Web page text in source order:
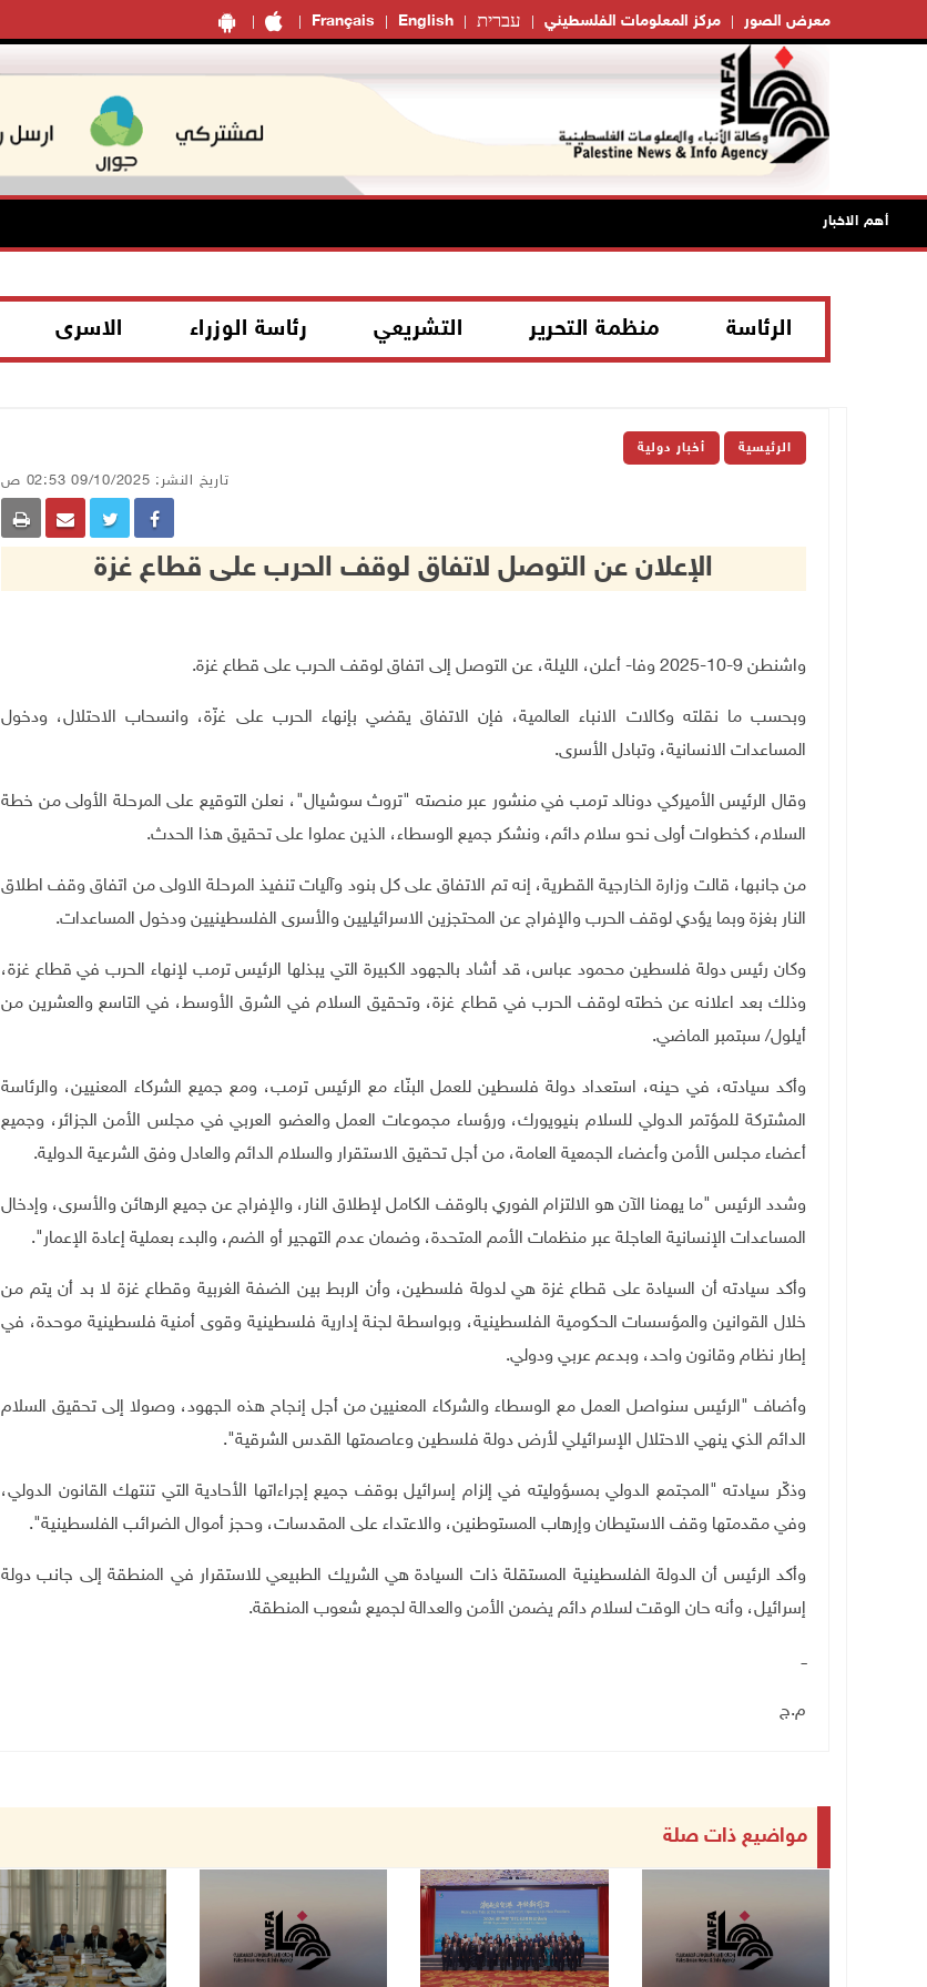
Français English עברית مركز المعلومات الفلسطيني معرض الصور
أهم الاخبار
الرئاسة منظمة التحرير التشريعي رئاسة الوزراء الاسرى
الرئيسية أخبار دولية
تاريخ النشر: 09/10/2025 02:53 ص
الإعلان عن التوصل لاتفاق لوقف الحرب على قطاع غزة
واشنطن 9-10-2025 وفا- أعلن، الليلة، عن التوصل إلى اتفاق لوقف الحرب على قطاع غزة.
وبحسب ما نقلته وكالات الانباء العالمية، فإن الاتفاق يقضي بإنهاء الحرب على غزّة، وانسحاب الاحتلال، ودخول
المساعدات الانسانية، وتبادل الأسرى.
وقال الرئيس الأميركي دونالد ترمب في منشور عبر منصته "تروث سوشيال"، نعلن التوقيع على المرحلة الأولى من خطة
السلام، كخطوات أولى نحو سلام دائم، ونشكر جميع الوسطاء، الذين عملوا على تحقيق هذا الحدث.
من جانبها، قالت وزارة الخارجية القطرية، إنه تم الاتفاق على كل بنود وآليات تنفيذ المرحلة الاولى من اتفاق وقف اطلاق
النار بغزة وبما يؤدي لوقف الحرب والإفراج عن المحتجزين الاسرائيليين والأسرى الفلسطينيين ودخول المساعدات.
وكان رئيس دولة فلسطين محمود عباس، قد أشاد بالجهود الكبيرة التي يبذلها الرئيس ترمب لإنهاء الحرب في قطاع غزة،
وذلك بعد اعلانه عن خطته لوقف الحرب في قطاع غزة، وتحقيق السلام في الشرق الأوسط، في التاسع والعشرين من
أيلول/ سبتمبر الماضي.
وأكد سيادته، في حينه، استعداد دولة فلسطين للعمل البنّاء مع الرئيس ترمب، ومع جميع الشركاء المعنيين، والرئاسة
المشتركة للمؤتمر الدولي للسلام بنيويورك، ورؤساء مجموعات العمل والعضو العربي في مجلس الأمن الجزائر، وجميع
أعضاء مجلس الأمن وأعضاء الجمعية العامة، من أجل تحقيق الاستقرار والسلام الدائم والعادل وفق الشرعية الدولية.
وشدد الرئيس "ما يهمنا الآن هو الالتزام الفوري بالوقف الكامل لإطلاق النار، والإفراج عن جميع الرهائن والأسرى، وإدخال
المساعدات الإنسانية العاجلة عبر منظمات الأمم المتحدة، وضمان عدم التهجير أو الضم، والبدء بعملية إعادة الإعمار".
وأكد سيادته أن السيادة على قطاع غزة هي لدولة فلسطين، وأن الربط بين الضفة الغربية وقطاع غزة لا بد أن يتم من
خلال القوانين والمؤسسات الحكومية الفلسطينية، وبواسطة لجنة إدارية فلسطينية وقوى أمنية فلسطينية موحدة، في
إطار نظام وقانون واحد، وبدعم عربي ودولي.
وأضاف "الرئيس سنواصل العمل مع الوسطاء والشركاء المعنيين من أجل إنجاح هذه الجهود، وصولا إلى تحقيق السلام
الدائم الذي ينهي الاحتلال الإسرائيلي لأرض دولة فلسطين وعاصمتها القدس الشرقية".
وذكّر سيادته "المجتمع الدولي بمسؤوليته في إلزام إسرائيل بوقف جميع إجراءاتها الأحادية التي تنتهك القانون الدولي،
وفي مقدمتها وقف الاستيطان وإرهاب المستوطنين، والاعتداء على المقدسات، وحجز أموال الضرائب الفلسطينية".
وأكد الرئيس أن الدولة الفلسطينية المستقلة ذات السيادة هي الشريك الطبيعي للاستقرار في المنطقة إلى جانب دولة
إسرائيل، وأنه حان الوقت لسلام دائم يضمن الأمن والعدالة لجميع شعوب المنطقة.
ــ
م.ج
مواضيع ذات صلة